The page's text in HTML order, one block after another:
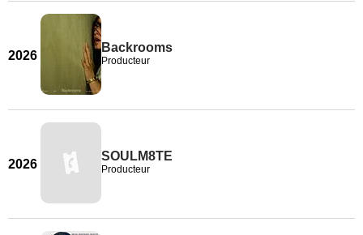
2026
Backrooms
Producteur
2026
SOULM8TE
Producteur